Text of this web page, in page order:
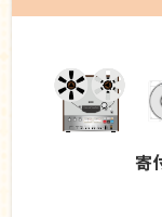
寄付して